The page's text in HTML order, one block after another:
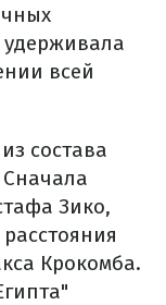
всей
состава
Зико,
Крокомба.